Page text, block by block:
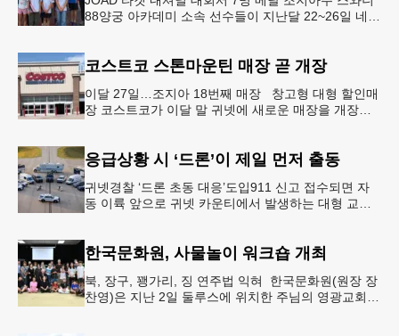
88양궁 아카데미 소속 선수들이 지난달 22~26일 네브
코스트코 스톤마운틴 매장 곧 개장
이달 27일…조지아 18번째 매장 창고형 대형 할인매
장 코스트코가 이달 말 귀넷에 새로운 매장을 개장한
응급상황 시 ‘드론’이 제일 먼저 출동
귀넷경찰 ‘드론 초동 대응’도입911 신고 접수되면 자
동 이륙 앞으로 귀넷 카운티에서 발생하는 대형 교통
한국문화원, 사물놀이 워크숍 개최
북, 장구, 꽹가리, 징 연주법 익혀 한국문화원(원장 장
찬영)은 지난 2일 둘루스에 위치한 주님의 영광교회에